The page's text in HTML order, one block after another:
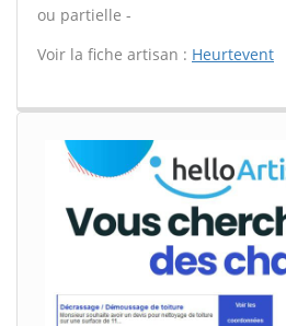
ou partielle -
Voir la fiche artisan : Heurtevent